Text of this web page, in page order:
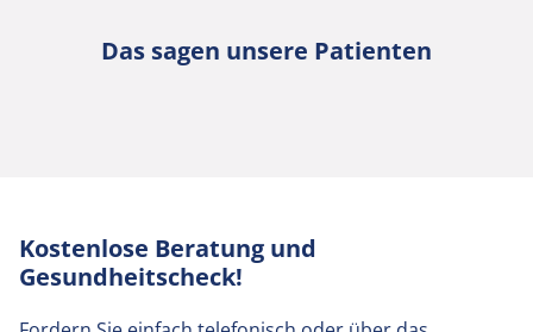
Das sagen unsere Patienten
Kostenlose Beratung und
Gesundheitscheck!